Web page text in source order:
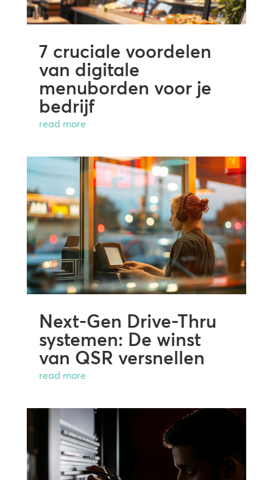
7 cruciale voordelen
van digitale
menuborden voor je
bedrijf
read more
Next-Gen Drive-Thru
systemen: De winst
van QSR versnellen
read more